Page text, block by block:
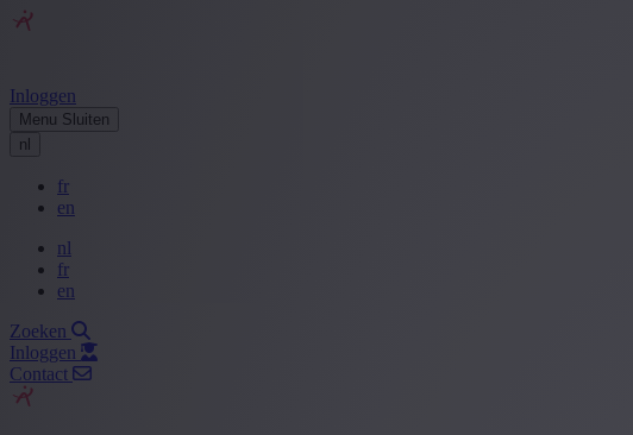
Inloggen
Menu Sluiten
nl
fr
en
nl
fr
en
Zoeken
Inloggen
Contact